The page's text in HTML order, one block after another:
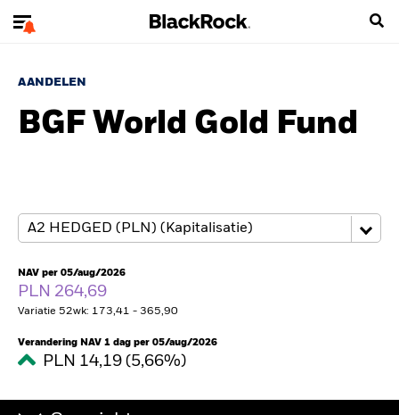
AANDELEN
BGF World Gold Fund
NAV per 05/aug/2026
PLN 264,69
Variatie 52wk: 173,41 - 365,90
Verandering NAV 1 dag per 05/aug/2026
PLN 14,19 (5,66%)